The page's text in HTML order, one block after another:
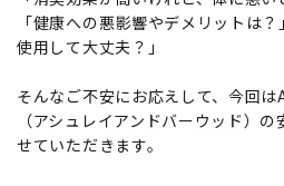
「健康への悪影響やデメリットは
使用して大丈夫？」
そんなご不安にお応えして、今回
（アシュレイアンドバーウッド）
せていただきます。